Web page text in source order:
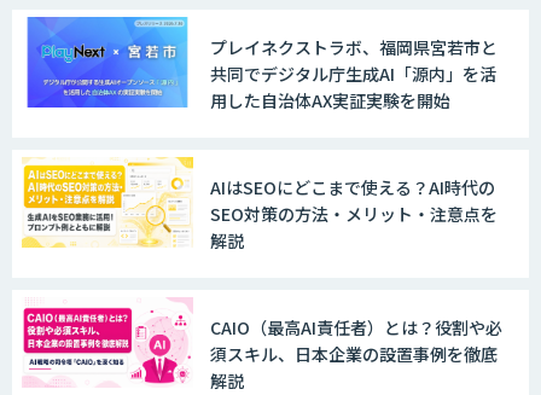
AIガイドライン策定コンサルティング
AI駆動開発エキスパート 育成プログラム
DX推進のパートナーに「ジンベイ 生成
AI・DXコンサルティング」
プレイネクストラボ、福岡県宮若市と
共同でデジタル庁生成AI「源内」を活
用した自治体AX実証実験を開始
AIはSEOにどこまで使える？AI時代の
SEO対策の方法・メリット・注意点を
解説
CAIO（最高AI責任者）とは？役割や必
須スキル、日本企業の設置事例を徹底
解説